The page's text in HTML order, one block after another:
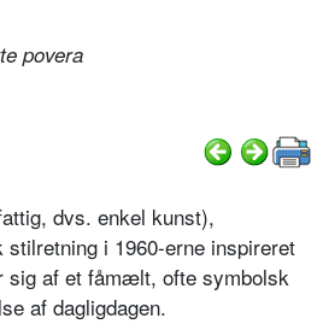
povera
dvs. enkel kunst),
stilretning i 1960-erne inspireret
sig af et fåmælt, ofte symbolsk
af dagligdagen.